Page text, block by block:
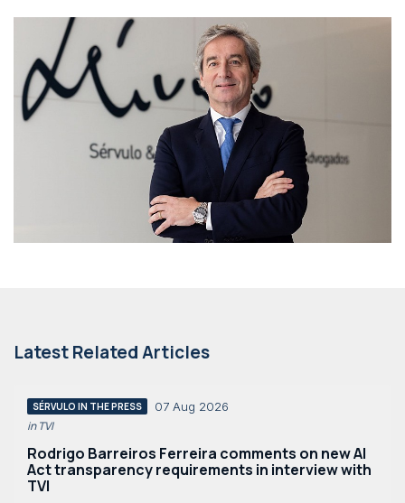
Latest Related Articles
SÉRVULO IN THE PRESS 07 Aug 2026
in TVI
Rodrigo Barreiros Ferreira comments on new AI
Act transparency requirements in interview with
TVI